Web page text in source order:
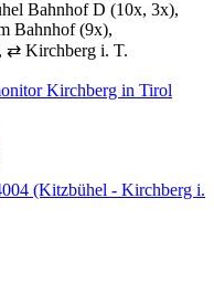
Bahnhof D (10x, 3x),
Bahnhof (9x),
⇄ Kirchberg i. T.
Kirchberg in Tirol
(Kitzbühel - Kirchberg i.